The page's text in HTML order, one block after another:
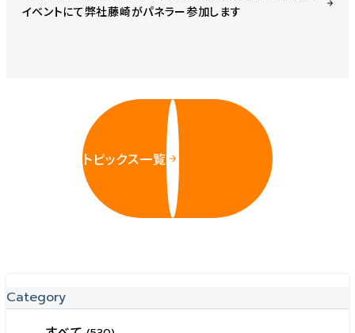
イベントにて弊社藤崎がパネラー参加します
トピックス一覧
Category